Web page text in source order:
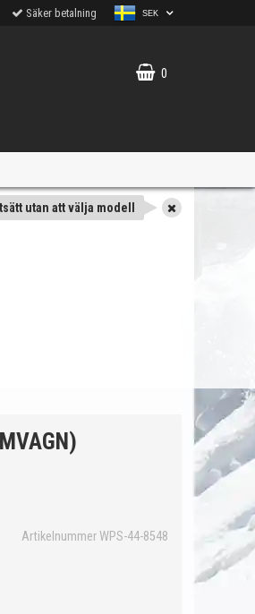
Säker betalning SEK
0
utan att välja modell
Artikelnummer WPS-44-8548